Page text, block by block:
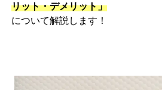
リット・デメリット」
について解説します！